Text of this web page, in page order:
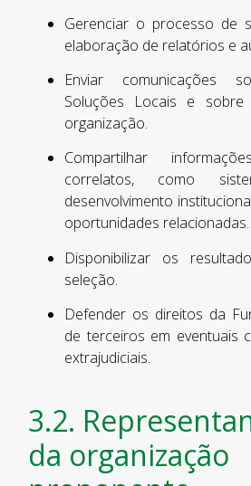
Gerenciar o processo de
elaboração de relatórios e
Enviar comunicações
Soluções Locais e
organização.
Compartilhar
correlatos, como
desenvolvimento
oportunidades relacionadas.
Disponibilizar os
seleção.
Defender os direitos da
de terceiros em eventuais
extrajudiciais.
3.2.
da organização